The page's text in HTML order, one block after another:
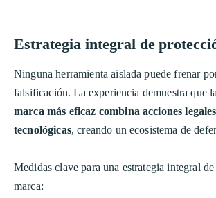
Estrategia integral de
Ninguna herramienta aislada puede frenar
falsificación. La experiencia demuestra que la
marca más eficaz combina acciones
tecnológicas, creando un ecosistema de
Medidas clave para una estrategia integral
marca: